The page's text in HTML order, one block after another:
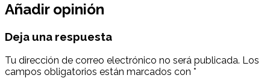
Añadir opinión
Deja una respuesta
Tu dirección de correo electrónico no será publicada. Los
campos obligatorios están marcados con *